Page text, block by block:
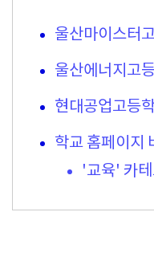
울산마이스터
울산에너지고
현대공업고등
학교 홈페이지
'교육' 카